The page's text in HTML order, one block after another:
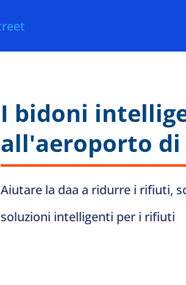
I bidoni
all'aeroporto di
Aiutare la daa a ridurre i rifiuti,
soluzioni intelligenti per i rifiuti